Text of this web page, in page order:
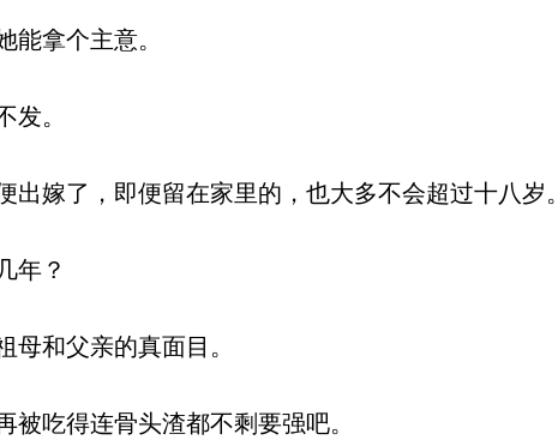
拿个主意。
。
嫁了，即便留在家里的，也大多不会超过十八岁。
年？
和父亲的真面目。
吃得连骨头渣都不剩要强吧。